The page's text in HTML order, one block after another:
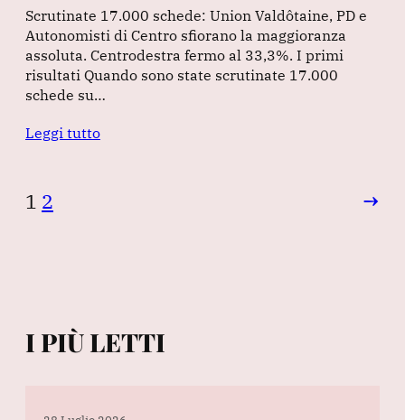
Scrutinate 17.000 schede: Union Valdôtaine, PD e
Autonomisti di Centro sfiorano la maggioranza
assoluta. Centrodestra fermo al 33,3%. I primi
risultati Quando sono state scrutinate 17.000
schede su…
Leggi tutto
1 2 →
I PIÙ LETTI